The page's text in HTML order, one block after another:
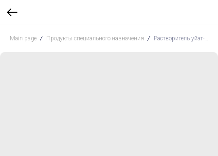
Main page Продукты специального назначения